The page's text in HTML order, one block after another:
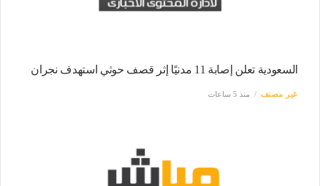
السعودية تعلن إصابة 11 مدنيًا إثر قصف حوثي استهدف نجران
غير مصنف منذ 5 ساعات